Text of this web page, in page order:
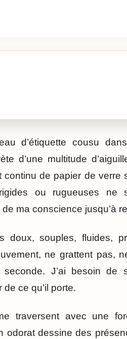
d’étiquette cousu
d’une multitude
continu de papier de
ou rugueuses
ma conscience jusqu’à
doux, souples, fluides,
ne grattent pas,
J’ai besoin de
de ce qu’il porte.
traversent avec une
odorat dessine des